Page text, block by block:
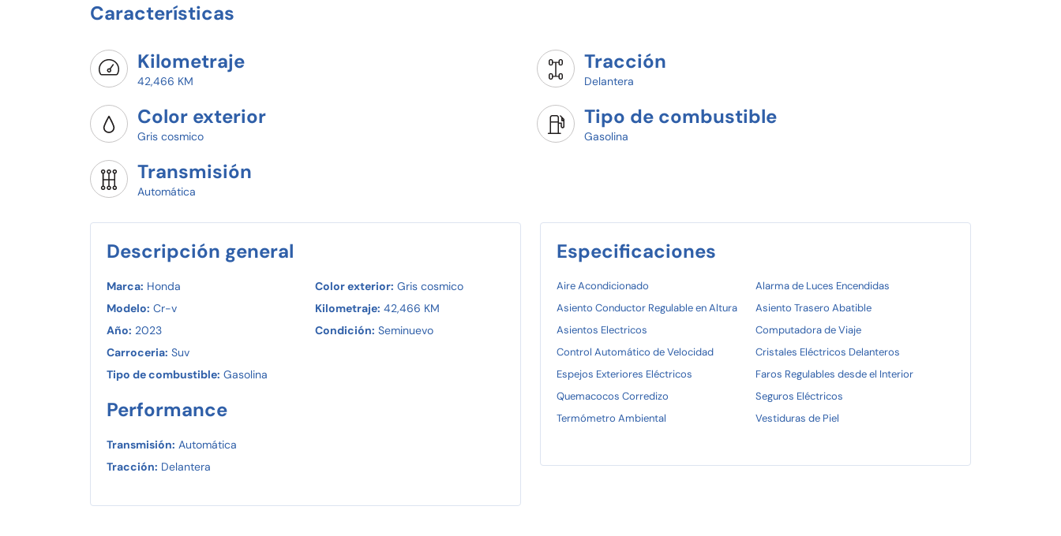
Características
Kilometraje
42,466 KM
Tracción
Delantera
Color exterior
Gris cosmico
Tipo de combustible
Gasolina
Transmisión
Automática
Descripción general
Marca: Honda
Modelo: Cr-v
Año: 2023
Carroceria: Suv
Tipo de combustible: Gasolina
Color exterior: Gris cosmico
Kilometraje: 42,466 KM
Condición: Seminuevo
Performance
Transmisión: Automática
Tracción: Delantera
Especificaciones
Aire Acondicionado
Alarma de Luces Encendidas
Asiento Conductor Regulable en Altura
Asiento Trasero Abatible
Asientos Electricos
Computadora de Viaje
Control Automático de Velocidad
Cristales Eléctricos Delanteros
Espejos Exteriores Eléctricos
Faros Regulables desde el Interior
Quemacocos Corredizo
Seguros Eléctricos
Termómetro Ambiental
Vestiduras de Piel